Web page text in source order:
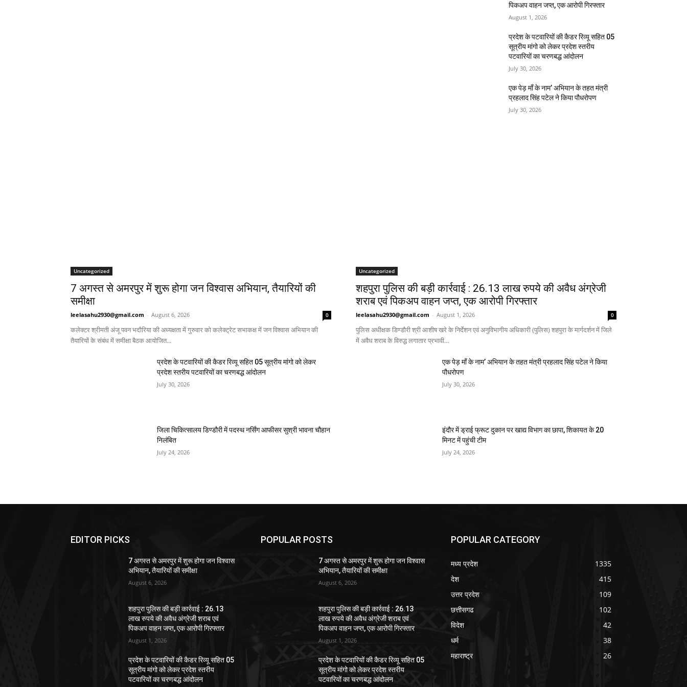
पिकअप वाहन जप्त, एक आरोपी गिरफ्तार
August 1, 2026
प्रदेश के पटवारियों की कैडर रिव्यू सहित 05
सूत्रीय मांगो को लेकर प्रदेश स्तरीय
पटवारियों का चरणबद्ध आंदोलन
July 30, 2026
एक पेड़ माँ के नाम’ अभियान के तहत मंत्री
प्रहलाद सिंह पटेल ने किया पौधरोपण
July 30, 2026
Uncategorized
7 अगस्त से अमरपुर में शुरू होगा जन विश्वास अभियान, तैयारियों की
समीक्षा
leelasahu2930@gmail.com - August 6, 2026 0
कलेक्टर श्रीमती अंजू पवन भदौरिया की अध्यक्षता में गुरुवार को कलेक्ट्रेट सभाकक्ष में जन विश्वास अभियान की
तैयारियों के संबंध में समीक्षा बैठक आयोजित...
Uncategorized
शहपुरा पुलिस की बड़ी कार्रवाई : 26.13 लाख रुपये की अवैध अंग्रेजी
शराब एवं पिकअप वाहन जप्त, एक आरोपी गिरफ्तार
leelasahu2930@gmail.com - August 1, 2026 0
पुलिस अधीक्षक डिण्डौरी श्री आशीष खरे के निर्देशन एवं अनुविभागीय अधिकारी (पुलिस) शहपुरा के मार्गदर्शन में जिले
में अवैध शराब के विरुद्ध लगातार प्रभावी...
प्रदेश के पटवारियों की कैडर रिव्यू सहित 05 सूत्रीय मांगो को लेकर
प्रदेश स्तरीय पटवारियों का चरणबद्ध आंदोलन
July 30, 2026
एक पेड़ माँ के नाम’ अभियान के तहत मंत्री प्रहलाद सिंह पटेल ने किया
पौधरोपण
July 30, 2026
जिला चिकित्सालय डिण्डौरी में पदस्थ नर्सिंग आफीसर सुश्री भावना चौहान
निलंबित
July 24, 2026
इंदौर में ड्राई फ्रूट दुकान पर खाद्य विभाग का छापा, शिकायत के 20
मिनट में पहुंची टीम
July 24, 2026
EDITOR PICKS
7 अगस्त से अमरपुर में शुरू होगा जन विश्वास
अभियान, तैयारियों की समीक्षा
August 6, 2026
शहपुरा पुलिस की बड़ी कार्रवाई : 26.13
लाख रुपये की अवैध अंग्रेजी शराब एवं
पिकअप वाहन जप्त, एक आरोपी गिरफ्तार
August 1, 2026
प्रदेश के पटवारियों की कैडर रिव्यू सहित 05
सूत्रीय मांगो को लेकर प्रदेश स्तरीय
पटवारियों का चरणबद्ध आंदोलन
POPULAR POSTS
7 अगस्त से अमरपुर में शुरू होगा जन विश्वास
अभियान, तैयारियों की समीक्षा
August 6, 2026
शहपुरा पुलिस की बड़ी कार्रवाई : 26.13
लाख रुपये की अवैध अंग्रेजी शराब एवं
पिकअप वाहन जप्त, एक आरोपी गिरफ्तार
August 1, 2026
प्रदेश के पटवारियों की कैडर रिव्यू सहित 05
सूत्रीय मांगो को लेकर प्रदेश स्तरीय
पटवारियों का चरणबद्ध आंदोलन
POPULAR CATEGORY
मध्य प्रदेश
1335
देश
415
उत्तर प्रदेश
109
छत्तीसगढ
102
विदेश
42
धर्म
38
महाराष्ट्र
26